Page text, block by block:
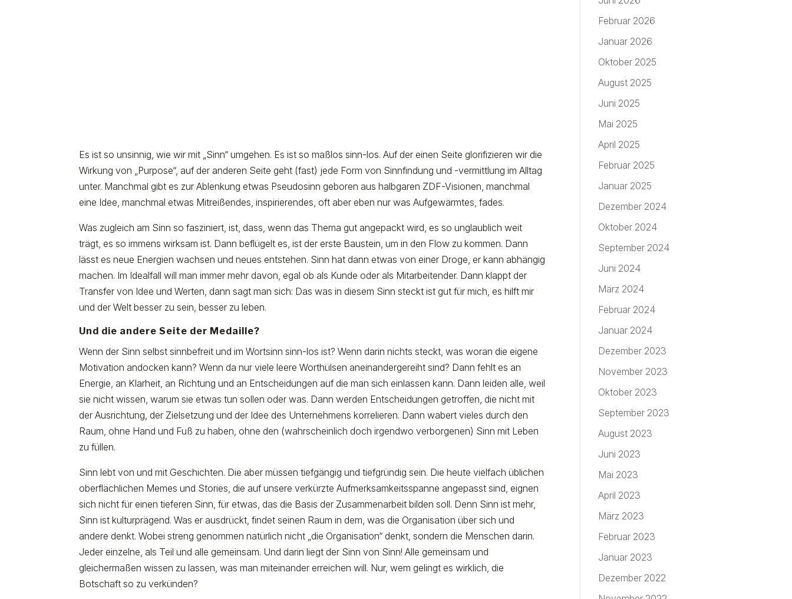
Es ist so unsinnig, wie wir mit „Sinn“ umgehen. Es ist so maßlos sinn-los. Auf der einen Seite glorifizieren wir die
Wirkung von „Purpose“, auf der anderen Seite geht (fast) jede Form von Sinnfindung und -vermittlung im Alltag
unter. Manchmal gibt es zur Ablenkung etwas Pseudosinn geboren aus halbgaren ZDF-Visionen, manchmal
eine Idee, manchmal etwas Mitreißendes, inspirierendes, oft aber eben nur was Aufgewärmtes, fades.
Was zugleich am Sinn so fasziniert, ist, dass, wenn das Thema gut angepackt wird, es so unglaublich weit
trägt, es so immens wirksam ist. Dann beflügelt es, ist der erste Baustein, um in den Flow zu kommen. Dann
lässt es neue Energien wachsen und neues entstehen. Sinn hat dann etwas von einer Droge, er kann abhängig
machen. Im Idealfall will man immer mehr davon, egal ob als Kunde oder als Mitarbeitender. Dann klappt der
Transfer von Idee und Werten, dann sagt man sich: Das was in diesem Sinn steckt ist gut für mich, es hilft mir
und der Welt besser zu sein, besser zu leben.
Und die andere Seite der Medaille?
Wenn der Sinn selbst sinnbefreit und im Wortsinn sinn-los ist? Wenn darin nichts steckt, was woran die eigene
Motivation andocken kann? Wenn da nur viele leere Worthülsen aneinandergereiht sind? Dann fehlt es an
Energie, an Klarheit, an Richtung und an Entscheidungen auf die man sich einlassen kann. Dann leiden alle, weil
sie nicht wissen, warum sie etwas tun sollen oder was. Dann werden Entscheidungen getroffen, die nicht mit
der Ausrichtung, der Zielsetzung und der Idee des Unternehmens korrelieren. Dann wabert vieles durch den
Raum, ohne Hand und Fuß zu haben, ohne den (wahrscheinlich doch irgendwo verborgenen) Sinn mit Leben
zu füllen.
Sinn lebt von und mit Geschichten. Die aber müssen tiefgängig und tiefgründig sein. Die heute vielfach üblichen
oberflächlichen Memes und Stories, die auf unsere verkürzte Aufmerksamkeitsspanne angepasst sind, eignen
sich nicht für einen tieferen Sinn, für etwas, das die Basis der Zusammenarbeit bilden soll. Denn Sinn ist mehr,
Sinn ist kulturprägend. Was er ausdrückt, findet seinen Raum in dem, was die Organisation über sich und
andere denkt. Wobei streng genommen natürlich nicht „die Organisation“ denkt, sondern die Menschen darin.
Jeder einzelne, als Teil und alle gemeinsam. Und darin liegt der Sinn von Sinn! Alle gemeinsam und
gleichermaßen wissen zu lassen, was man miteinander erreichen will. Nur, wem gelingt es wirklich, die
Botschaft so zu verkünden?
Februar 2026
Januar 2026
Oktober 2025
August 2025
Juni 2025
Mai 2025
April 2025
Februar 2025
Januar 2025
Dezember 2024
Oktober 2024
September 2024
Juni 2024
März 2024
Februar 2024
Januar 2024
Dezember 2023
November 2023
Oktober 2023
September 2023
August 2023
Juni 2023
Mai 2023
April 2023
März 2023
Februar 2023
Januar 2023
Dezember 2022